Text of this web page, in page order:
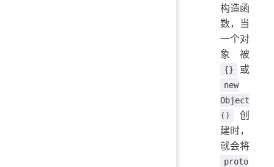
构造函
数，当
一个对
象被
{} 或
new
Object
()
创
建时，
就会将
proto